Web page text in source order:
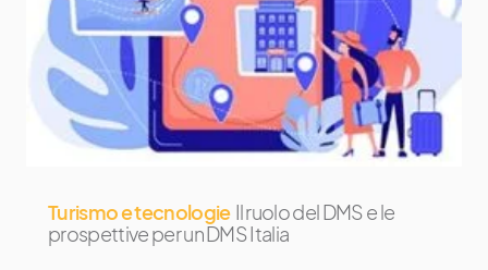
Turismo e tecnologie Il ruolo del DMS e le
prospettive per un DMS Italia